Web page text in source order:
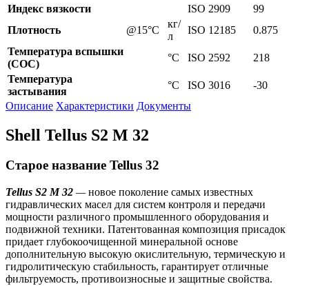
Индекс вязкости
ISO 2909
99
Плотность
@15°C
кг/
л
ISO 12185
0.875
Температура вспышки
(СОС)
°C ISO 2592
218
Температура
застывания
°C ISO 3016
-30
Описание Характеристики Документы
Shell Tellus S2 M 32
Старое название Tellus 32
Tellus S2 M 32 —новое поколение самых известных
гидравлических масел для систем контроля и передачи
мощности различного промышленного оборудования и
подвижной техники. Патентованная композиция присадок
придает глубокоочищенной минеральной основе
дополнительную высокую окислительную, термическую и
гидролитическую стабильность, гарантирует отличные
фильтруемость, противоизносные и защитные свойства.